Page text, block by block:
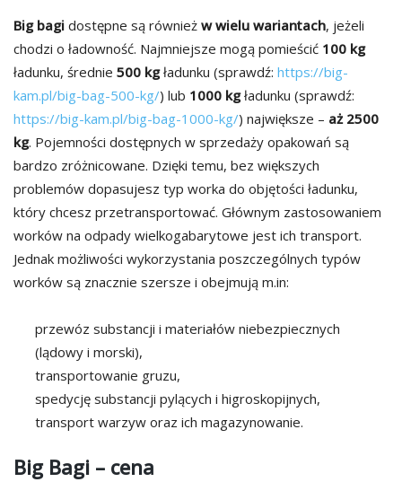
Big bagi dostępne są również w wielu wariantach, jeżeli
chodzi o ładowność. Najmniejsze mogą pomieścić 100 kg
ładunku, średnie 500 kgładunku (sprawdź: https://big-
kam.pl/big-bag-500-kg/) lub 1000 kgładunku (sprawdź:
https://big-kam.pl/big-bag-1000-kg/) największe – aż 2500
kg. Pojemności dostępnych w sprzedaży opakowań są
bardzo zróżnicowane. Dzięki temu, bez większych
problemów dopasujesz typ worka do objętości ładunku,
który chcesz przetransportować. Głównym zastosowaniem
worków na odpady wielkogabarytowe jest ich transport.
Jednak możliwości wykorzystania poszczególnych typów
worków są znacznie szersze i obejmują m.in:
przewóz substancji i materiałów niebezpiecznych
(lądowy i morski),
transportowanie gruzu,
spedycję substancji pylących i higroskopijnych,
transport warzyw oraz ich magazynowanie.
Big Bagi – cena